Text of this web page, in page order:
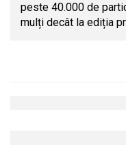
peste 40.000 de
mulți decât la ediția